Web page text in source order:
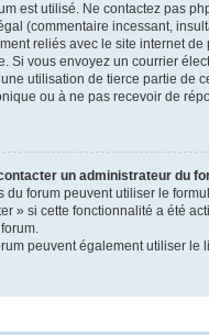
est utilisé. Ne contactez pas
(commentaire incessant,
reliés avec le site internet de
Si vous envoyez un courrier
utilisation de tierce partie de
ou à ne pas recevoir de
un administrateur du
du forum peuvent utiliser le
» si cette fonctionnalité a été
peuvent également utiliser le